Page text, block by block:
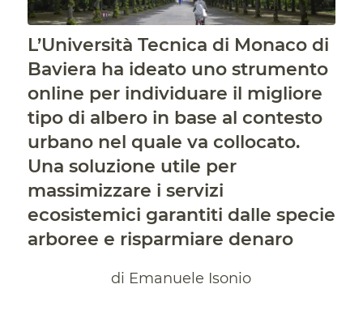
L’Università Tecnica di Monaco di
Baviera ha ideato uno strumento
online per individuare il migliore
tipo di albero in base al contesto
urbano nel quale va collocato.
Una soluzione utile per
massimizzare i servizi
ecosistemici garantiti dalle specie
arboree e risparmiare denaro
di Emanuele Isonio